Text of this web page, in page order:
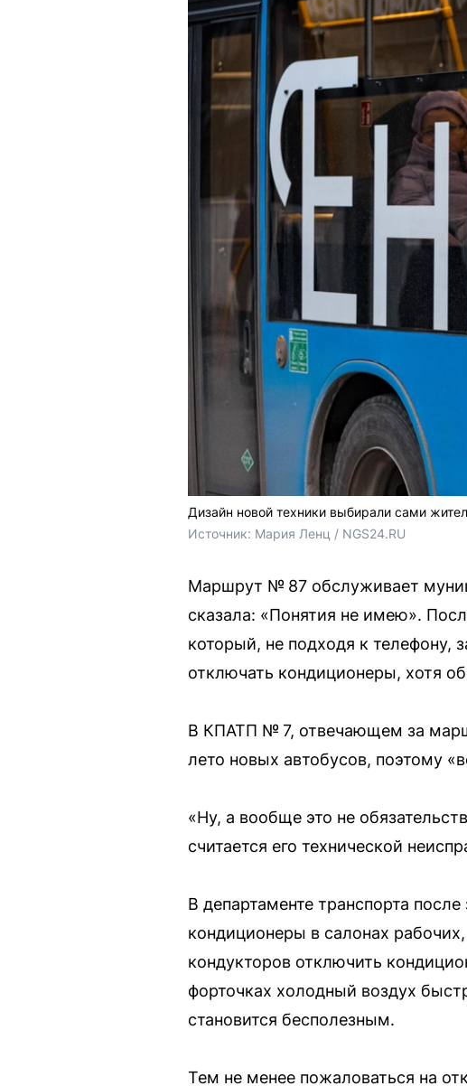
Дизайн новой техники выбирали сами
Источник: Мария Ленц / NGS24.RU
Маршрут № 87 обслуживает
сказала: «Понятия не имею».
который, не подходя к телефону,
отключать кондиционеры, хотя
В КПАТП № 7, отвечающем за
лето новых автобусов, поэтому
«Ну, а вообще это не
считается его технической
В департаменте транспорта
кондиционеры в салонах
кондукторов отключить
форточках холодный воздух
становится бесполезным.
Тем не менее пожаловаться на